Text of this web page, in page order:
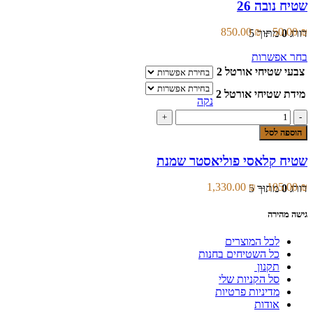
בעמוד
המוצר
26
שטיח נובה 26
דורג0מתוך 550.00₪
–
850.00₪
טווח
עד
בחר אפשרות
זה
מספר
האפשרויות
בעמוד
המוצר
צבעי שטיחי אורטל 2
מידת שטיחי אורטל 2
נקה
כמות
של
שטיח
קלאסי
פוליאסטר
הוספה לסל
שטיח קלאסי פוליאסטר שמנת
דורג0מתוך 5105.00₪
–
1,330.00 ₪
גישה מהירה
לכל המוצרים
כל השטיחים בחנות
תקנון
סל הקניות שלי
מדיניות פרטיות
אודות